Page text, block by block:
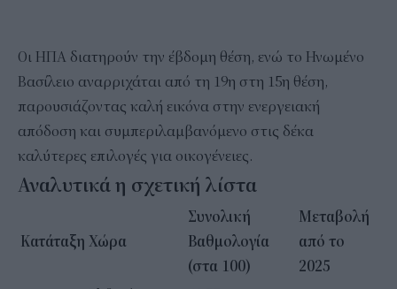
Οι ΗΠΑ διατηρούν την έβδομη θέση, ενώ το Ηνωμένο
Βασίλειο αναρριχάται από τη 19η στη 15η θέση,
παρουσιάζοντας καλή εικόνα στην ενεργειακή
απόδοση και συμπεριλαμβανόμενο στις δέκα
καλύτερες επιλογές για οικογένειες.
Αναλυτικά η σχετική λίστα
Κατάταξη Χώρα
Συνολική
Βαθμολογία
(στα 100)
Μεταβολή
από το
2025